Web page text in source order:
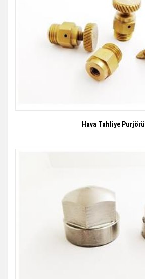
Hava Tahliye Purjörü